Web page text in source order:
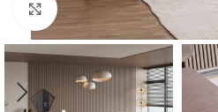
Click to enlarge